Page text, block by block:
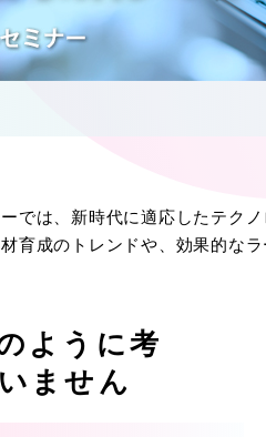
では、新時代に適応したテク
育成のトレンドや、効果的な
ように考
ません